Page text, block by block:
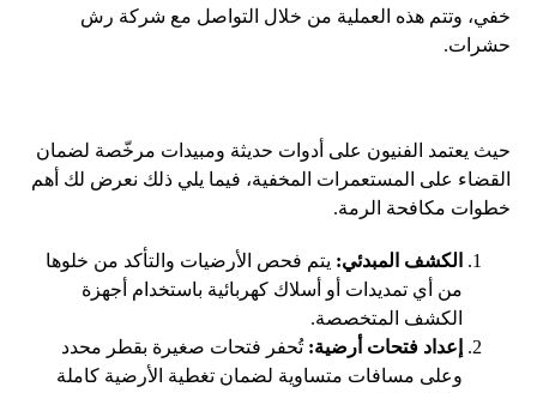
خفي، وتتم هذه العملية من خلال التواصل مع شركة رش
حشرات.
حيث يعتمد الفنيون على أدوات حديثة ومبيدات مرخّصة لضمان
القضاء على المستعمرات المخفية، فيما يلي ذلك نعرض لك أهم
خطوات مكافحة الرمة.
الكشف المبدئي: يتم فحص الأرضيات والتأكد من خلوها
من أي تمديدات أو أسلاك كهربائية باستخدام أجهزة
الكشف المتخصصة.
إعداد فتحات أرضية: تُحفر فتحات صغيرة بقطر محدد
وعلى مسافات متساوية لضمان تغطية الأرضية كاملة